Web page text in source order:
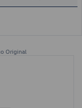
Original